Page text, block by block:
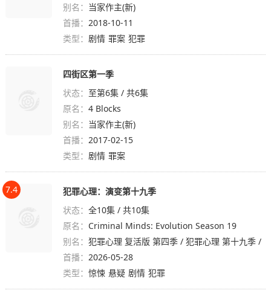
别名： 当家作主(新)
首播：2018-10-11
类型：剧情 罪案 犯罪
四街区第一季
状态： 至第6集 / 共6集
原名：4 Blocks
别名： 当家作主(新)
首播：2017-02-15
类型：剧情 罪案
7.4
犯罪心理：演变第十九季
状态：全10集 / 共10集
原名： Criminal Minds: Evolution Season 19
别名：犯罪心理 复活版 第四季 / 犯罪心理 第十九季 /
心理追凶：演变(港)
首播： 2026-05-28
类型：惊悚 悬疑 剧情 犯罪